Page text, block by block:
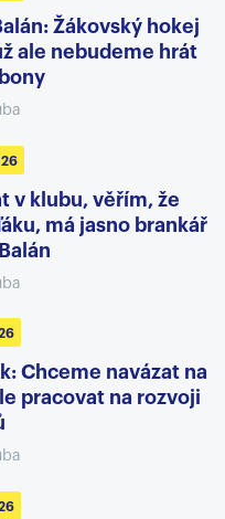
Žákovský hokej
ale nebudeme hrát
v klubu, věřím, že
má jasno brankář
Chceme navázat na
pracovat na rozvoji